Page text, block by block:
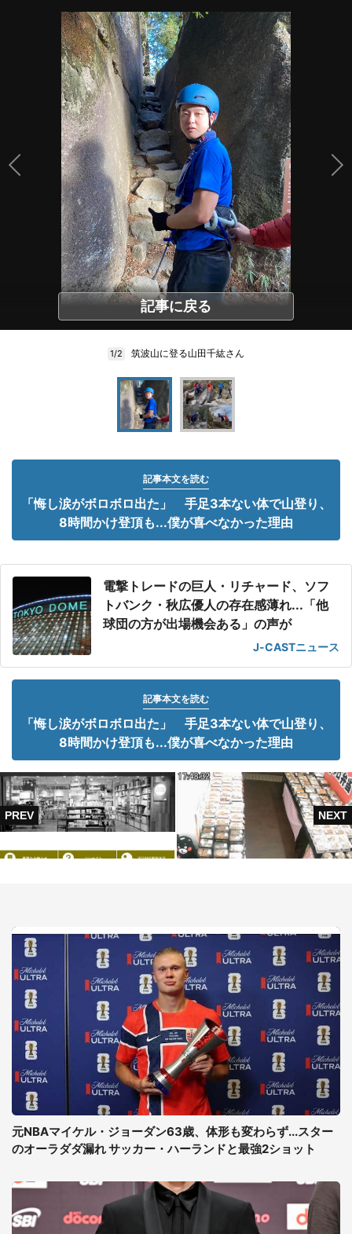
記事に戻る
1/2 筑波山に登る山田千紘さん
記事本文を読む
「悔し涙がボロボロ出た」 手足3本ない体で山登り、
8時間かけ登頂も...僕が喜べなかった理由
電撃トレードの巨人・リチャード、ソフ
トバンク・秋広優人の存在感薄れ...「他
球団の方が出場機会ある」の声が
J-CASTニュース
記事本文を読む
「悔し涙がボロボロ出た」 手足3本ない体で山登り、
8時間かけ登頂も...僕が喜べなかった理由
元NBAマイケル・ジョーダン63歳、体形も変わらず...スター
のオーラダダ漏れ サッカー・ハーランドと最強2ショット